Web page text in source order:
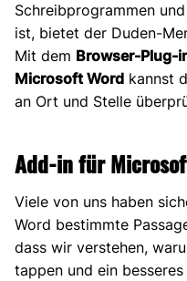
Schreibprogrammen
ist, bietet der Duden-
Mit dem Browser-Plug-
Microsoft Word kannst
an Ort und Stelle
Add-in für
Viele von uns haben
Word bestimmte
dass wir verstehen,
tappen und ein